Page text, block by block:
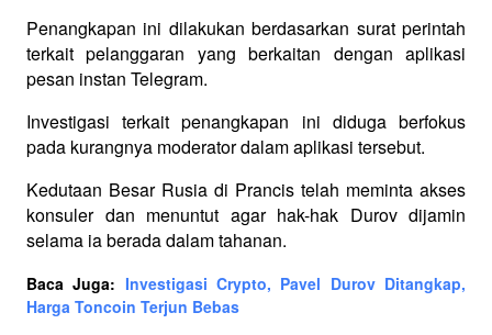
Penangkapan ini dilakukan berdasarkan surat perintah
terkait pelanggaran yang berkaitan dengan aplikasi
pesan instan Telegram.
Investigasi terkait penangkapan ini diduga berfokus
pada kurangnya moderator dalam aplikasi tersebut.
Kedutaan Besar Rusia di Prancis telah meminta akses
konsuler dan menuntut agar hak-hak Durov dijamin
selama ia berada dalam tahanan.
Baca Juga: Investigasi Crypto, Pavel Durov Ditangkap,
Harga Toncoin Terjun Bebas